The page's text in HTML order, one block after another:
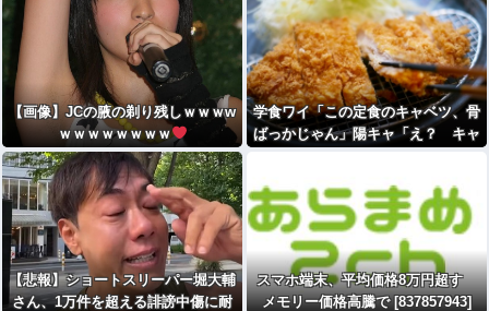
ｗｗ
【画像】JCの腋の剃り残しｗｗｗw
ｗｗｗｗｗｗｗｗ
学食ワイ「この定食のキャベツ、骨
ばっかじゃん」陽キャ「え？ キャ
【悲報】ショートスリーパー堀大輔
さん、1万件を超える誹謗中傷に耐
スマホ端末、平均価格8万円超す
メモリー価格高騰で [837857943]